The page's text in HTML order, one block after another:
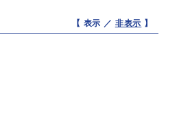
【 表示 ／ 非表示 】